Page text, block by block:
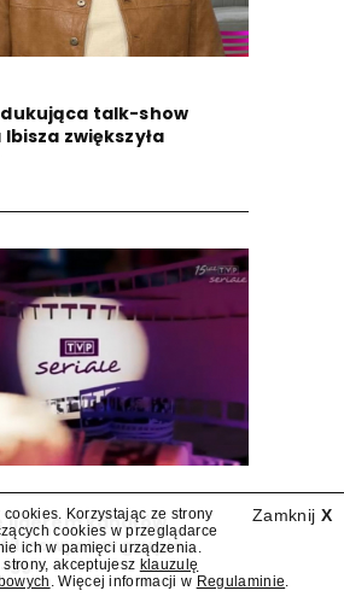
talk-show
zwiększyła
liderem kanałów
w grupie
59
Zamknij X
Korzystając ze strony
cookies w przeglądarce
ich w pamięci urządzenia.
akceptujesz klauzulę
. Więcej informacji w Regulaminie.